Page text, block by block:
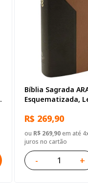
Bíblia Sagrada
Esquematizada,
R$ 269,90
ou R$ 269,90em até
juros no cartão
- +